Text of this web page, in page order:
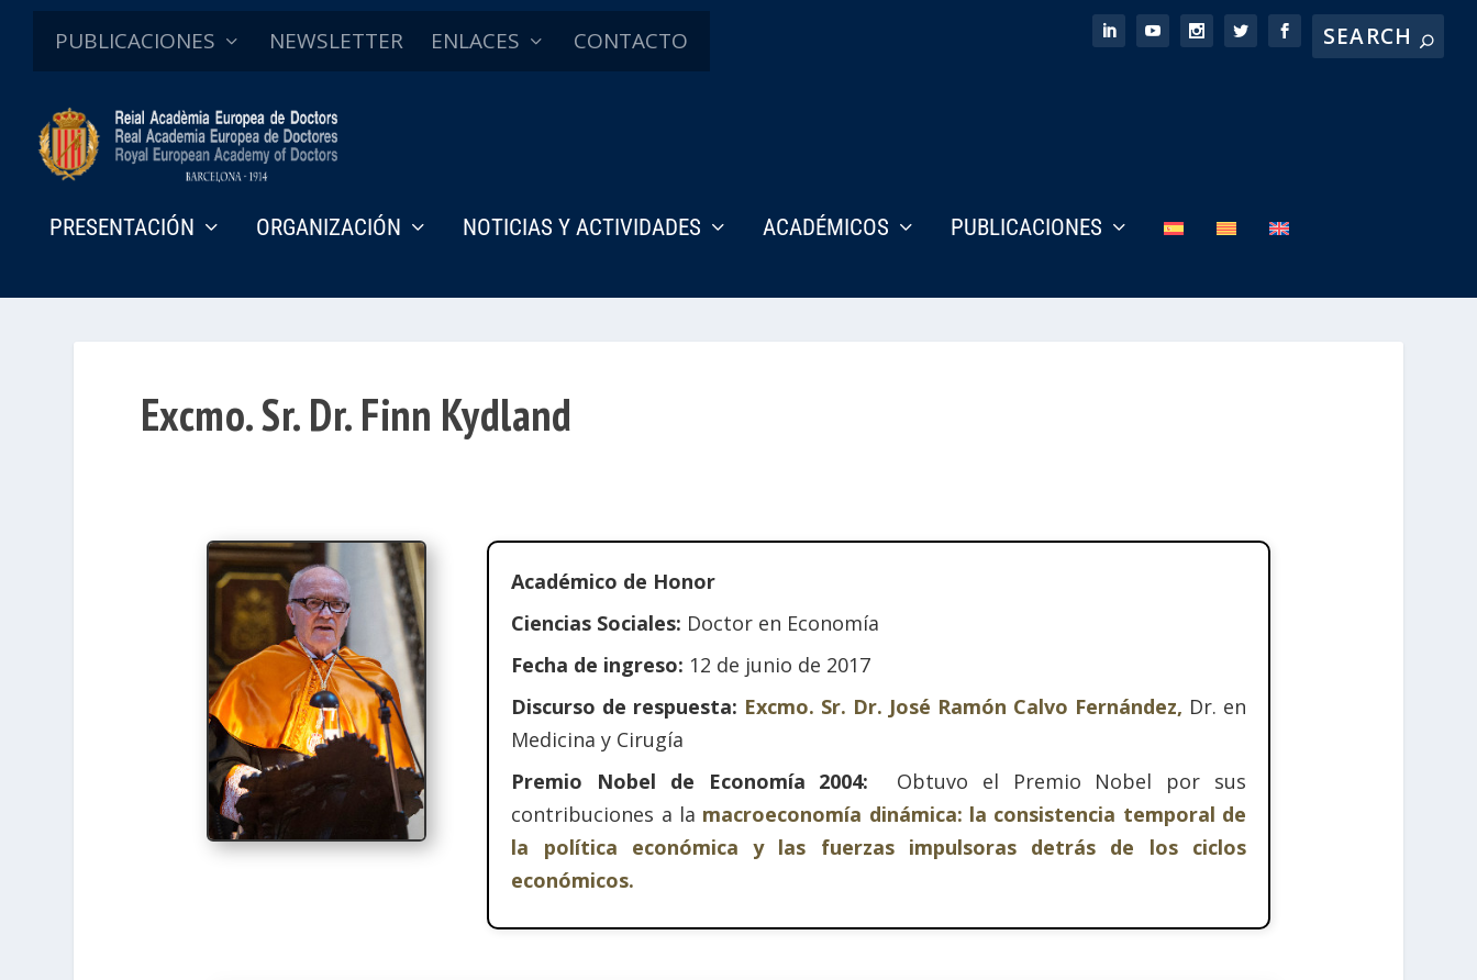
PUBLICACIONES NEWSLETTER ENLACES CONTACTO
PRESENTACIÓN ORGANIZACIÓN NOTICIAS Y ACTIVIDADES ACADÉMICOS PUBLICACIONES
Excmo. Sr. Dr. Finn Kydland
Académico de Honor
Ciencias Sociales: Doctor en Economía
Fecha de ingreso: 12 de junio de 2017
Discurso de respuesta: Excmo. Sr. Dr. José Ramón Calvo Fernández, Dr. en
Medicina y Cirugía
Premio Nobel de Economía 2004: Obtuvo el Premio Nobel por sus
contribuciones a la macroeconomía dinámica: la consistencia temporal de
la política económica y las fuerzas impulsoras detrás de los ciclos
económicos.